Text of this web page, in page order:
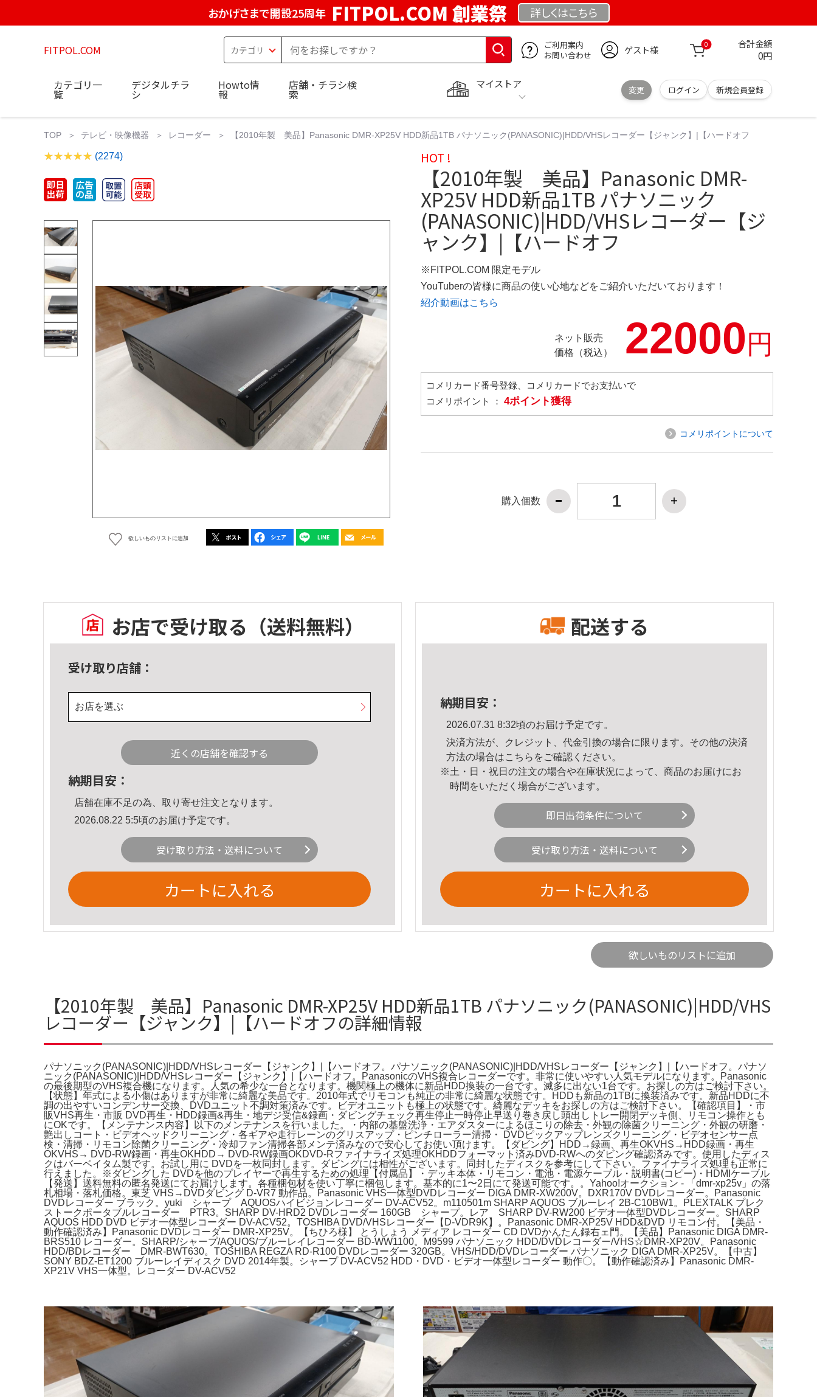
おかげさまで開設25周年 FITPOL.COM 創業祭 詳しくはこちら
FITPOL.COM
ご利用案内
お問い合わせ
ゲスト様 0 合計金額
0円
マイストア
変更 ログイン 新規会員登録
カテゴリ一
覧
デジタルチラ
シ
Howto情
報
店舗・チラシ検
索
TOP テレビ・映像機器 レコーダー 【2010年製 美品】Panasonic DMR-XP25V HDD新品1TB パナソニック(PANASONIC)|HDD/VHSレコーダー【ジャンク】|【ハードオフ
(2274)
欲しいものリストに追加
HOT !
【2010年製 美品】Panasonic DMR-
XP25V HDD新品1TB パナソニック
(PANASONIC)|HDD/VHSレコーダー【ジ
ャンク】|【ハードオフ
※FITPOL.COM 限定モデル
YouTuberの皆様に商品の使い心地などをご紹介いただいております！
紹介動画はこちら
ネット販売
価格（税込）
22000円
コメリカード番号登録、コメリカードでお支払いで
コメリポイント ： 4ポイント獲得
コメリポイントについて
購入個数
お店で受け取る （送料無料）
受け取り店舗：
お店を選ぶ
近くの店舗を確認する
納期目安：
店舗在庫不足の為、取り寄せ注文となります。
2026.08.22 5:5頃のお届け予定です。
受け取り方法・送料について
カートに入れる
配送する
納期目安：
2026.07.31 8:32頃のお届け予定です。
決済方法が、クレジット、代金引換の場合に限ります。その他の決済
方法の場合はこちら をご確認ください。
※土・日・祝日の注文の場合や在庫状況によって、商品のお届けにお
時間をいただく場合がございます。
即日出荷条件について
受け取り方法・送料について
カートに入れる
欲しいものリストに追加
【2010年製 美品】Panasonic DMR-XP25V HDD新品1TB パナソニック(PANASONIC)|HDD/VHS
レコーダー【ジャンク】|【ハードオフの詳細情報
パナソニック(PANASONIC)|HDD/VHSレコーダー【ジャンク】|【ハードオフ。パナソニック(PANASONIC)|HDD/VHSレコーダー【ジャンク】|【ハードオフ。パナソ
ニック(PANASONIC)|HDD/VHSレコーダー【ジャンク】|【ハードオフ。PanasonicのVHS複合レコーダーです。非常に使いやすい人気モデルになります。Panasonic
の最後期型のVHS複合機になります。人気の希少な一台となります。機関極上の機体に新品HDD換装の一台です。滅多に出ない1台です。お探しの方はご検討下さい。
【状態】年式による小傷はありますが非常に綺麗な美品です。2010年式でリモコンも純正の非常に綺麗な状態です。HDDも新品の1TBに換装済みです。新品HDDに不
調の出やすいコンデンサー交換、DVDユニット不調対策済みです。ビデオユニットも極上の状態です。綺麗なデッキをお探しの方はご検討下さい。【確認項目】・市
販VHS再生・市販 DVD再生・HDD録画&再生・地デジ受信&録画・ダビングチェック再生停止一時停止早送り巻き戻し頭出しトレー開閉デッキ側、リモコン操作とも
にOKです。【メンテナンス内容】以下のメンテナンスを行いました。・内部の基盤洗浄・エアダスターによるほこりの除去・外観の除菌クリーニング・外観の研磨・
艶出しコート・ビデオヘッドクリーニング・各ギアや走行レーンのグリスアップ・ピンチローラー清掃・ DVDピックアップレンズクリーニング・ビデオセンサー点
検・清掃・リモコン除菌クリーニング・冷却ファン清掃各部メンテ済みなので安心してお使い頂けます。【ダビング】HDD→録画、再生OKVHS→HDD録画・再生
OKVHS→ DVD-RW録画・再生OKHDD→ DVD-RW録画OKDVD-Rファイナライズ処理OKHDDフォーマット済みDVD-RWへのダビング確認済みです。使用したディス
クはバーベイタム製です。お試し用に DVDを一枚同封します。ダビングには相性がございます。同封したディスクを参考にして下さい。ファイナライズ処理も正常に
行えました。※ダビングした DVDを他のプレイヤーで再生するための処理【付属品】・デッキ本体・リモコン・電池・電源ケーブル・説明書(コピー)・HDMIケーブル
【発送】送料無料の匿名発送にてお届けします。各種梱包材を使い丁寧に梱包します。基本的に1〜2日にて発送可能です。。Yahoo!オークション - 「dmr-xp25v」の落
札相場・落札価格。東芝 VHS→DVDダビング D-VR7 動作品。Panasonic VHS一体型DVDレコーダー DIGA DMR-XW200V。DXR170V DVDレコーダー。Panasonic
DVDレコーダー ブラック。yuki シャープ AQUOSハイビジョンレコーダー DV-ACV52。m110501m SHARP AQUOS ブルーレイ 2B-C10BW1。PLEXTALK プレク
ストークポータブルレコーダー PTR3。SHARP DV-HRD2 DVDレコーダー 160GB シャープ。レア SHARP DV-RW200 ビデオ一体型DVDレコーダー。SHARP
AQUOS HDD DVD ビデオ一体型レコーダー DV-ACV52。TOSHIBA DVD/VHSレコーダー【D-VDR9K】。Panasonic DMR-XP25V HDD&DVD リモコン付。【美品・
動作確認済み】Panasonic DVDレコーダー DMR-XP25V。【ちひろ様】 とうしょう メディア レコーダー CD DVDかんたん録右ェ門。【美品】Panasonic DIGA DMR-
BRS510 レコーダー。SHARP/シャープ/AQUOS/ブルーレイレコーダー BD-WW1100。M9599 パナソニック HDD/DVDレコーダー/VHS☆DMR-XP20V。Panasonic
HDD/BDレコーダー DMR-BWT630。TOSHIBA REGZA RD-R100 DVDレコーダー 320GB。VHS/HDD/DVDレコーダー パナソニック DIGA DMR-XP25V。【中古】
SONY BDZ-ET1200 ブルーレイディスク DVD 2014年製。シャープ DV-ACV52 HDD・DVD・ビデオ一体型レコーダー 動作〇。【動作確認済み】Panasonic DMR-
XP21V VHS一体型。レコーダー DV-ACV52